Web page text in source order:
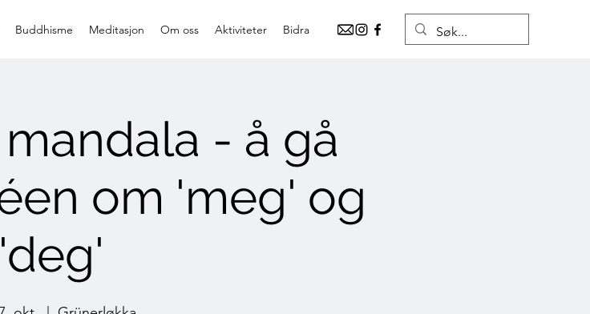
Buddhisme Meditasjon Om oss Aktiviteter Bidra
- å gå
om 'meg' og
'deg'